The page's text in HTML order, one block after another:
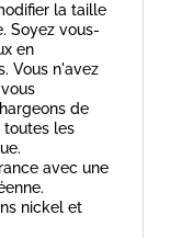
la taille
Soyez vous-
en
Vous n'avez
de
toutes les
avec une
nickel et